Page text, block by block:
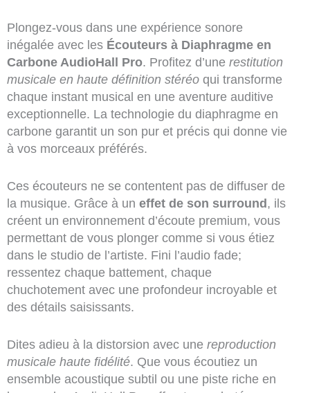
Plongez-vous dans une expérience sonore
inégalée avec les Écouteurs à Diaphragme en
Carbone AudioHall Pro. Profitez d’une restitution
musicale en haute définition stéréoqui transforme
chaque instant musical en une aventure auditive
exceptionnelle. La technologie du diaphragme en
carbone garantit un son pur et précis qui donne vie
à vos morceaux préférés.
Ces écouteurs ne se contentent pas de diffuser de
la musique. Grâce à un effet de son surround , ils
créent un environnement d’écoute premium, vous
permettant de vous plonger comme si vous étiez
dans le studio de l’artiste. Fini l’audio fade;
ressentez chaque battement, chaque
chuchotement avec une profondeur incroyable et
des détails saisissants.
Dites adieu à la distorsion avec une reproduction
musicale haute fidélité. Que vous écoutiez un
ensemble acoustique subtil ou une piste riche en